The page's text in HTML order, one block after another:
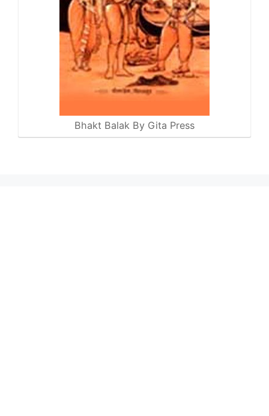
Bhakt Balak By Gita Press